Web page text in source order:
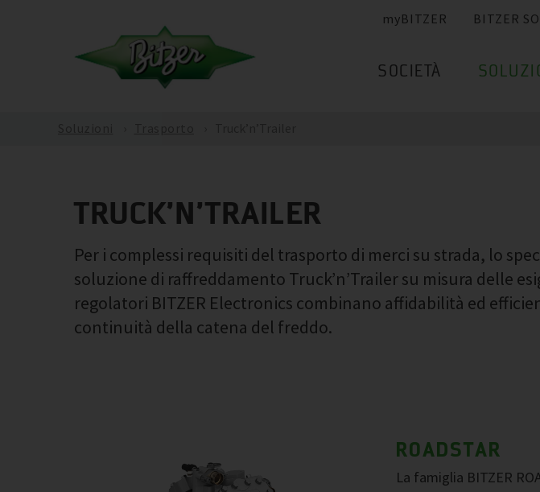
myBITZER BITZER
SOCIETÀ
TRUCK’N’TRAILER
Per i complessi requisiti del trasporto di merci su strada, lo
soluzione di raffreddamento Truck’n’Trailer su misura delle
regolatori BITZER Electronics combinano affidabilità ed
continuità della catena del freddo.
ROADSTAR
La famiglia BITZER